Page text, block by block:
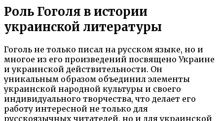
Роль Гоголя в истории
украинской литературы
Гоголь не только писал на русском языке, но и
многое из его произведений посвящено Украине
и украинской действительности. Он
уникальным образом объединил элементы
украинской народной культуры и своего
индивидуального творчества, что делает его
работу интересной не только для
русскоязычных читателей, но и для украинской